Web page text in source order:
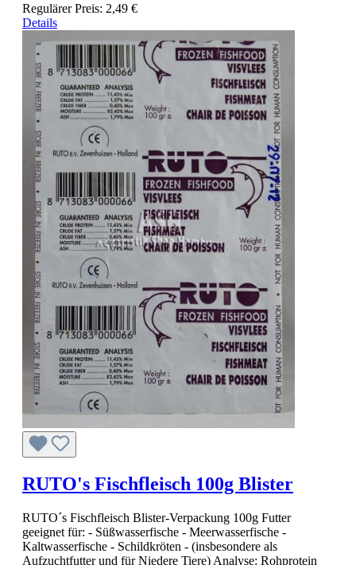
Regulärer Preis: 2,49 €
Details
RUTO's Fischfleisch 100g Blister
RUTO´s Fischfleisch Blister-Verpackung 100g Futter
geeignet für: - Süßwasserfische - Meerwasserfische -
Kaltwasserfische - Schildkröten - (insbesondere als
Aufzuchtfutter und für Niedere Tiere) Analyse: Rohprotein